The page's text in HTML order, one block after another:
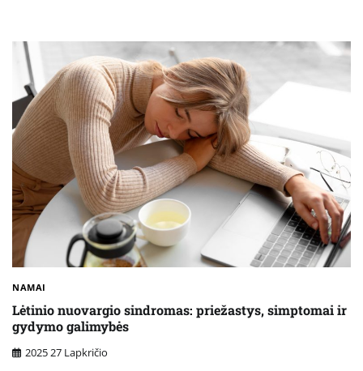
NAMAI
Lėtinio nuovargio sindromas: priežastys, simptomai ir
gydymo galimybės
2025 27 Lapkričio